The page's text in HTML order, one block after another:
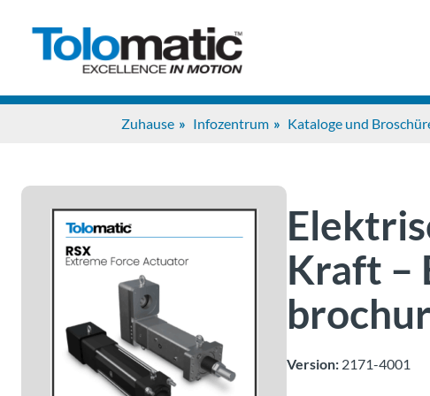
Zuhause Infozentrum Kataloge und
Kraft –
Version: 2171-4001